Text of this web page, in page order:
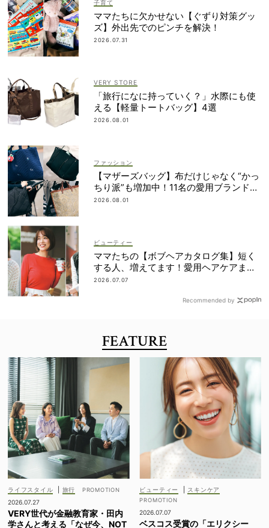
子育て
ママたちに欠かせない【ぐずり対策グッ
ズ】外出先でのピンチを解決！
2026.07.31
VERY STORE
「旅行になに持っていく？」水際にも使
える【軽量トートバッグ】4選
2026.08.01
ファッション
【マザーズバッグ】布だけじゃなく“かっ
ちり派”も増加中！11名の愛用ブランド
は？
2026.08.01
ビューティー
ママたちの【ボブヘアカタログ集】短く
する人、増えてます！愛用ヘアケアまで
全部見せ
2026.07.07
Recommended by
FEATURE
ライフスタイル
旅行
2026.07.27
VERY世代が金融教育家・田内
学さんと考える「なぜ今、NOT
ビューティー スキンケア
2026.07.07
ベスコス受賞の「エリクシー